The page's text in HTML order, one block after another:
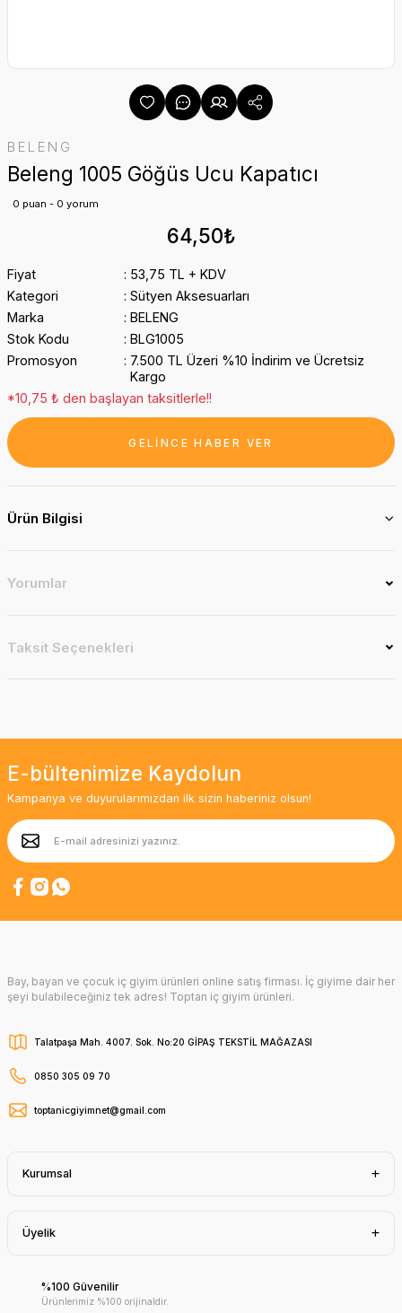
BELENG
Beleng 1005 Göğüs Ucu Kapatıcı
0 puan - 0 yorum
64,50₺
Fiyat
53,75 TL + KDV
Kategori
Sütyen Aksesuarları
Marka
BELENG
Stok Kodu
BLG1005
Promosyon
7.500 TL Üzeri %10 İndirim ve Ücretsiz
Kargo
*10,75 ₺ den başlayan taksitlerle!!
GELİNCE HABER VER
Ürün Bilgisi
Yorumlar
Taksit Seçenekleri
E-bültenimize Kaydolun
Kampanya ve duyurularımızdan ilk sizin haberiniz olsun!
Bay, bayan ve çocuk iç giyim ürünleri online satış firması. İç giyime dair her
şeyi bulabileceğiniz tek adres! Toptan iç giyim ürünleri.
Talatpaşa Mah. 4007. Sok. No:20 GİPAŞ TEKSTİL MAĞAZASI
0850 305 09 70
toptanicgiyimnet@gmail.com
Kurumsal
Üyelik
%100 Güvenilir
Ürünlerimiz %100 orijinaldir.